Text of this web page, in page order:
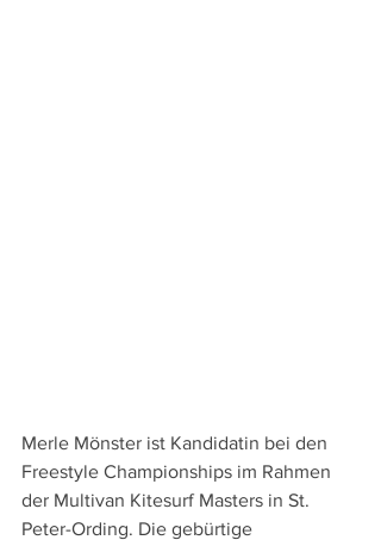
Merle Mönster ist Kandidatin bei den
Freestyle Championships im Rahmen
der Multivan Kitesurf Masters in St.
Peter-Ording. Die gebürtige